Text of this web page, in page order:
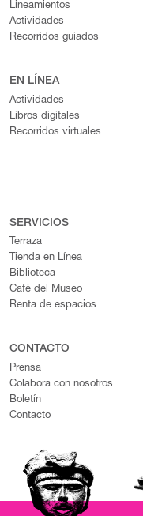
Lineamientos
Actividades
Recorridos guiados
EN LÍNEA
Actividades
Libros digitales
Recorridos virtuales
SERVICIOS
Terraza
Tienda en Línea
Biblioteca
Café del Museo
Renta de espacios
CONTACTO
Prensa
Colabora con nosotros
Boletín
Contacto